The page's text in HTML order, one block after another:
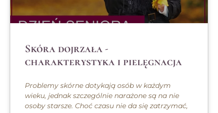
Skóra dojrzała -
charakterystyka i pielęgnacja
Problemy skórne dotykają osób w każdym
wieku, jednak szczególnie narażone są na nie
osoby starsze. Choć czasu nie da się zatrzymać,